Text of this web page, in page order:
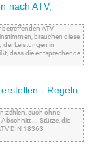
nach ATV,
ATV
brauchen diese
Leistungen in
dass die entsprechende
- Regeln
zählen, auch ohne
Abschnitt ... Stütze, die
DIN 18363